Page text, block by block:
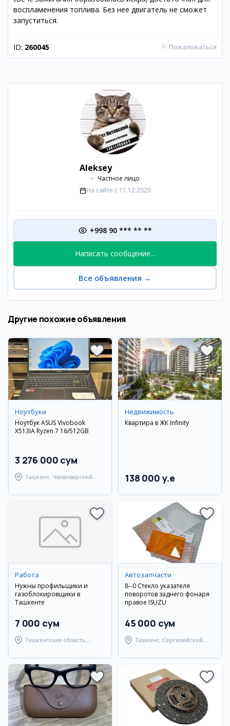
воспламенения топлива. Без нее двигатель не сможет
запуститься.
ID: 260045 ⚐ Пожаловаться
Aleksey
Частное лицо
На сайте с 11.12.2020
+998 90 *** ** **
Написать сообщение...
Все объявления →
Другие похожие объявления
Ноутбуки
Ноутбук ASUS Vivobook
X513IA Ryzen 7 16/512GB
3 276 000 сум
Ташкент, Чиланзарский
Недвижимость
Квартира в ЖК Infinity
138 000 y.e
Работа
Нужны профильщики и
газоблокировщики в
Ташкенте
7 000 сум
Ташкентская область,
Автозапчасти
8--0 Стекло указателя
поворотов заднего фонаря
правое ISUZU
45 000 сум
Ташкент, Сергелийский